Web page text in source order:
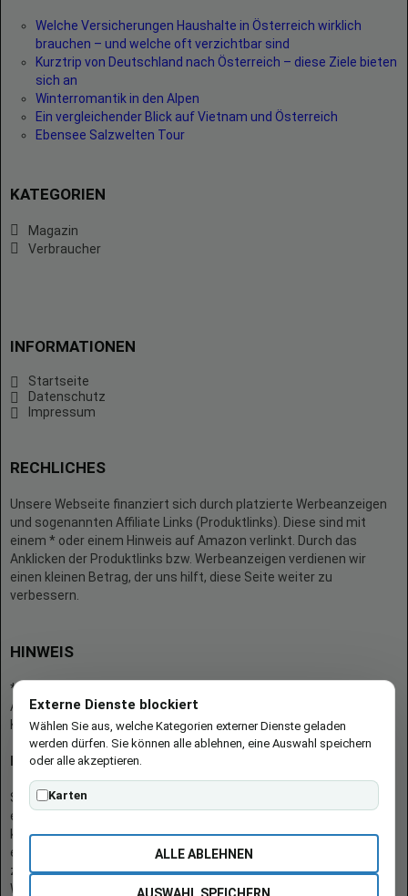
Welche Versicherungen Haushalte in Österreich wirklich
brauchen – und welche oft verzichtbar sind
Kurztrip von Deutschland nach Österreich – diese Ziele bieten
sich an
Winterromantik in den Alpen
Ein vergleichender Blick auf Vietnam und Österreich
Ebensee Salzwelten Tour
KATEGORIEN
Magazin
Verbraucher
INFORMATIONEN
Startseite
Datenschutz
Impressum
RECHLICHES
Unsere Webseite finanziert sich durch platzierte Werbeanzeigen
und sogenannten Affiliate Links (Produktlinks). Diese sind mit
einem * oder einem Hinweis auf Amazon verlinkt. Durch das
Anklicken der Produktlinks bzw. Werbeanzeigen verdienen wir
einen kleinen Betrag, der uns hilft, diese Seite weiter zu
verbessern.
HINWEIS
* = Afilliate-Link (=Werbung)
Als Amazon-Partner verdient der Seitenbetreiber an qualifizierten
Käufen.
Hinweis zu Preisen und Verfügbarkeiten
Sofern Produktpreise und Verfügbarkeiten angezeigt werden,
entsprechen diese dem angegebenen Stand (Datum/Uhrzeit) und
können sich auf der verlinkten Seite jederzeit ändern. Für den Kauf
eines Produkts gelten die Angaben zu Preis und Verfügbarkeit, die
zum Kaufzeitpunkt [auf der/den maßgeblichen Amazon-
Website(s)] angezeigt werden.
Externe Dienste blockiert
Wählen Sie aus, welche Kategorien externer Dienste geladen
werden dürfen. Sie können alle ablehnen, eine Auswahl speichern
oder alle akzeptieren.
Karten
ALLE ABLEHNEN
AUSWAHL SPEICHERN